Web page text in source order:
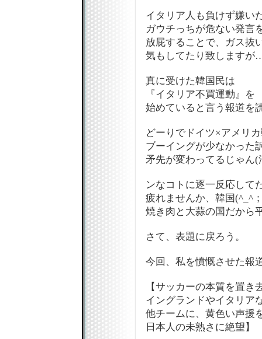
イタリア人も負けず嫌い
ガウチっちが危ない発言
放屁することで、ガス抜
気もしてたり致しますが
真に受けた韓国民は
『イタリア不買運動』を
始めていると言う報道を
どーりでドイツ×アメリ
ブーイングが少なかった
矛先が変わってるじゃん(
ンなコトに逐一反応して
疲れませんか、韓国(^_^
焼き肉と大蒜の国だから
さて、表題に戻ろう。
今回、私を憤慨させた報
【サッカーの本質を置き
イングランドやイタリア
他チームに、黄色い声援
日本人の未熟さに絶望】